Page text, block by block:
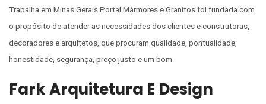
Trabalha em Minas Gerais Portal Mármores e Granitos foi fundada com
o propósito de atender as necessidades dos clientes e construtoras,
decoradores e arquitetos, que procuram qualidade, pontualidade,
honestidade, segurança, preço justo e um bom
Fark Arquitetura E Design